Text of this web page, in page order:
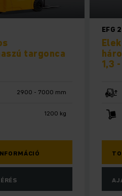
targonca
2900 - 7000 mm
1200 kg
EFG
1,3